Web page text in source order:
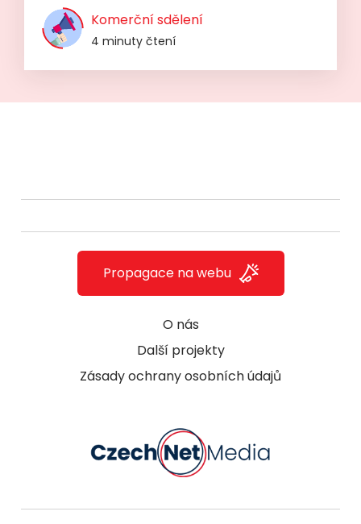
Komerční sdělení
4 minuty čtení
O nás
Další projekty
Zásady ochrany osobních údajů
Propagace na webu